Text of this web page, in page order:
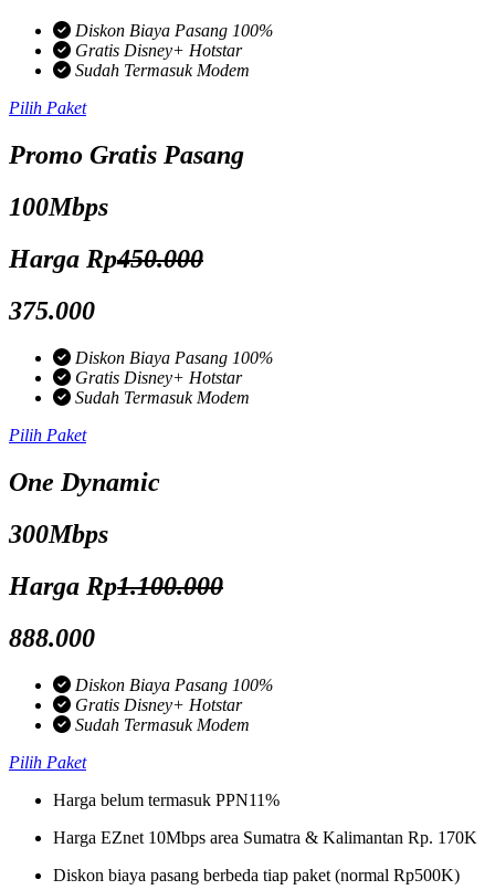
Diskon Biaya Pasang 100%
Gratis Disney+ Hotstar
Sudah Termasuk Modem
Pilih Paket
Promo Gratis Pasang
100Mbps
Harga Rp450.000
375.000
Diskon Biaya Pasang 100%
Gratis Disney+ Hotstar
Sudah Termasuk Modem
Pilih Paket
One Dynamic
300Mbps
Harga Rp1.100.000
888.000
Diskon Biaya Pasang 100%
Gratis Disney+ Hotstar
Sudah Termasuk Modem
Pilih Paket
Harga belum termasuk PPN11%
Harga EZnet 10Mbps area Sumatra & Kalimantan Rp. 170K
Diskon biaya pasang berbeda tiap paket (normal Rp500K)